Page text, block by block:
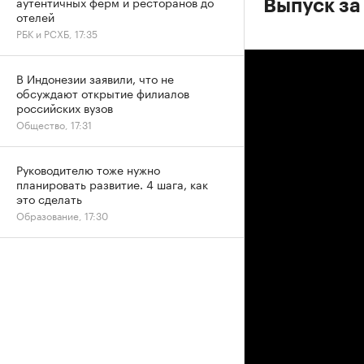
Выпуск
отелей
РБК и РСХБ, 17:35
В Индонезии заявили, что не
обсуждают открытие филиалов
российских вузов
Общество, 17:31
Руководителю тоже нужно
планировать развитие. 4 шага, как
это сделать
Образование, 17:30